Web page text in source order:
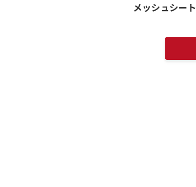
メッシュシート